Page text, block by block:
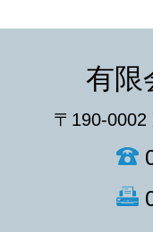
有限
〒190-